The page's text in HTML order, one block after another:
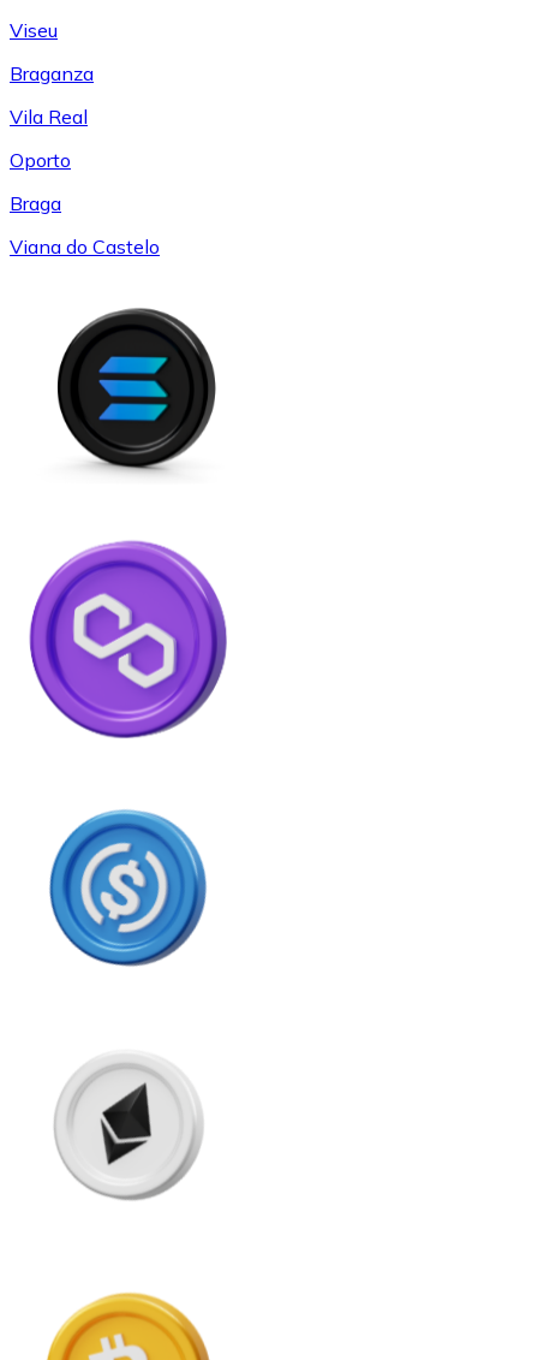
Viseu
Braganza
Vila Real
Oporto
Braga
Viana do Castelo